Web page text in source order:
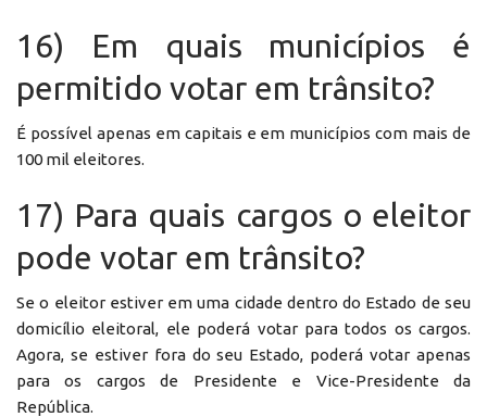
16) Em quais municípios é
permitido votar em trânsito?
É possível apenas em capitais e em municípios com mais de
100 mil eleitores.
17) Para quais cargos o eleitor
pode votar em trânsito?
Se o eleitor estiver em uma cidade dentro do Estado de seu
domicílio eleitoral, ele poderá votar para todos os cargos.
Agora, se estiver fora do seu Estado, poderá votar apenas
para os cargos de Presidente e Vice-Presidente da
República.